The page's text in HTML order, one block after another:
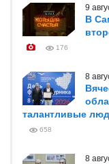
9
В
176
8
талантливые
658
8